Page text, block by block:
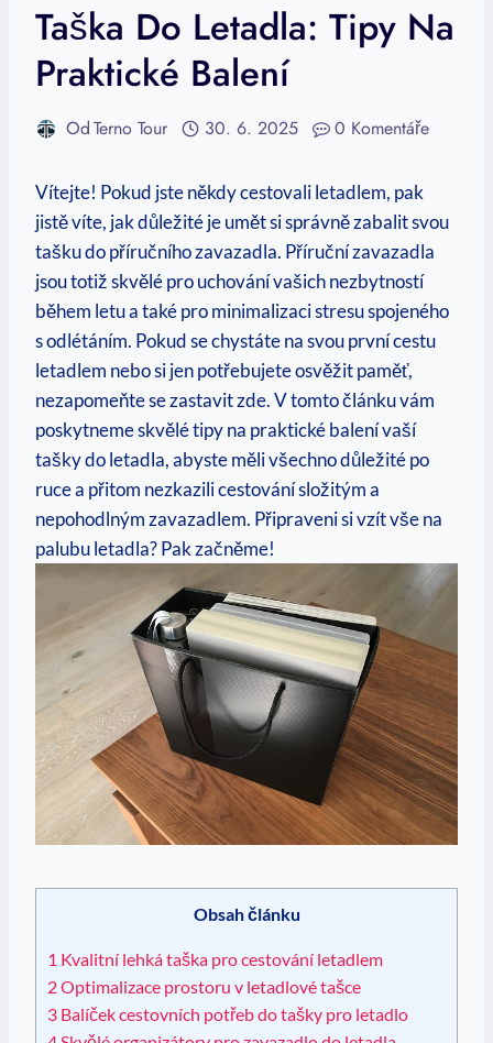
Taška Do Letadla: Tipy Na
Praktické Balení
OdTerno Tour 30. 6. 2025 0 Komentáře
Vítejte! Pokud jste někdy cestovali letadlem, pak
jistě víte, jak důležité je umět⁤ si správně⁤ zabalit svou
tašku do příručního zavazadla. Příruční zavazadla
jsou ‍totiž skvělé pro uchování vašich nezbytností
během letu‌ a‌ také ‍pro ‍minimalizaci stresu spojeného
s odlétáním. Pokud se chystáte na svou první cestu
letadlem nebo ⁢si ⁢jen potřebujete osvěžit ‌paměť,
nezapomeňte se⁣ zastavit zde.‍ V tomto článku vám
poskytneme skvělé tipy na praktické balení vaší
tašky do ⁢letadla, abyste měli všechno důležité po
ruce a přitom nezkazili cestování složitým a
nepohodlným zavazadlem. Připraveni si vzít vše na
palubu letadla? Pak začněme!
Obsah článku
1 Kvalitní​ lehká taška pro cestování ⁤letadlem
2Optimalizace prostoru v letadlové tašce
3 Balíček cestovních potřeb do⁤ tašky pro‌ letadlo